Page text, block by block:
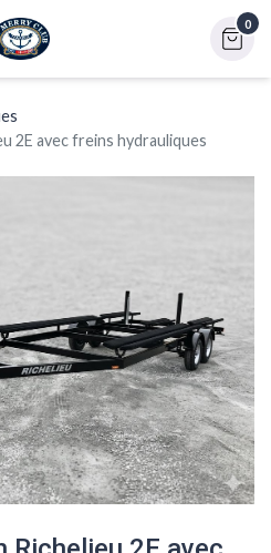
0
2E avec freins hydrauliques